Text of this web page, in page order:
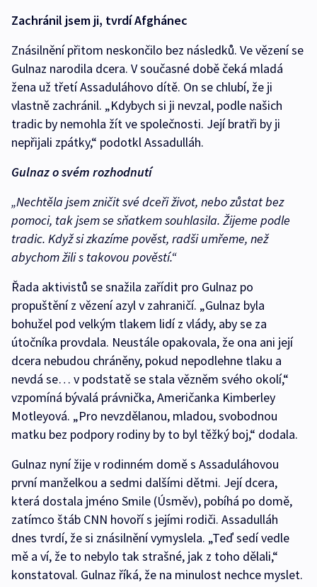
Zachránil jsem ji, tvrdí Afghánec
Znásilnění přitom neskončilo bez následků. Ve vězení se
Gulnaz narodila dcera. V současné době čeká mladá
žena už třetí Assaduláhovo dítě. On se chlubí, že ji
vlastně zachránil. „Kdybych si ji nevzal, podle našich
tradic by nemohla žít ve společnosti. Její bratři by ji
nepřijali zpátky,“ podotkl Assadulláh.
Gulnaz o svém rozhodnutí
„Nechtěla jsem zničit své dceři život, nebo zůstat bez
pomoci, tak jsem se sňatkem souhlasila. Žijeme podle
tradic. Když si zkazíme pověst, radši umřeme, než
abychom žili s takovou pověstí.“
Řada aktivistů se snažila zařídit pro Gulnaz po
propuštění z vězení azyl v zahraničí. „Gulnaz byla
bohužel pod velkým tlakem lidí z vlády, aby se za
útočníka provdala. Neustále opakovala, že ona ani její
dcera nebudou chráněny, pokud nepodlehne tlaku a
nevdá se… v podstatě se stala vězněm svého okolí,“
vzpomíná bývalá právnička, Američanka Kimberley
Motleyová. „Pro nevzdělanou, mladou, svobodnou
matku bez podpory rodiny by to byl těžký boj,“ dodala.
Gulnaz nyní žije v rodinném domě s Assaduláhovou
první manželkou a sedmi dalšími dětmi. Její dcera,
která dostala jméno Smile (Úsměv), pobíhá po domě,
zatímco štáb CNN hovoří s jejími rodiči. Assadulláh
dnes tvrdí, že si znásilnění vymyslela. „Teď sedí vedle
mě a ví, že to nebylo tak strašné, jak z toho dělali,“
konstatoval. Gulnaz říká, že na minulost nechce myslet.